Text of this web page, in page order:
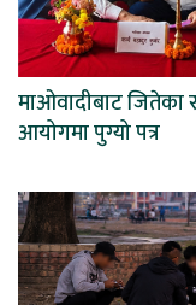
माओवादीबाट जितेका
आयोगमा पुग्यो पत्र